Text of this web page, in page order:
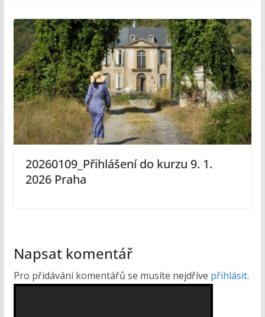
20260109_Přihlášení do kurzu 9. 1.
2026 Praha
Napsat komentář
Pro přidávání komentářů se musíte nejdříve přihlásit.